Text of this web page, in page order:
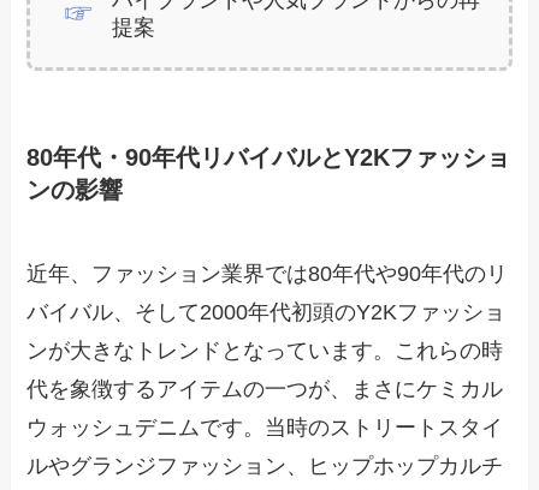
提案
80年代・90年代リバイバルとY2Kファッショ
ンの影響
近年、ファッション業界では80年代や90年代のリ
バイバル、そして2000年代初頭のY2Kファッショ
ンが大きなトレンドとなっています。これらの時
代を象徴するアイテムの一つが、まさにケミカル
ウォッシュデニムです。当時のストリートスタイ
ルやグランジファッション、ヒップホップカルチ